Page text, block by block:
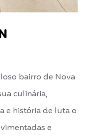
bairro de Nova
culinária,
e história de luta o
e